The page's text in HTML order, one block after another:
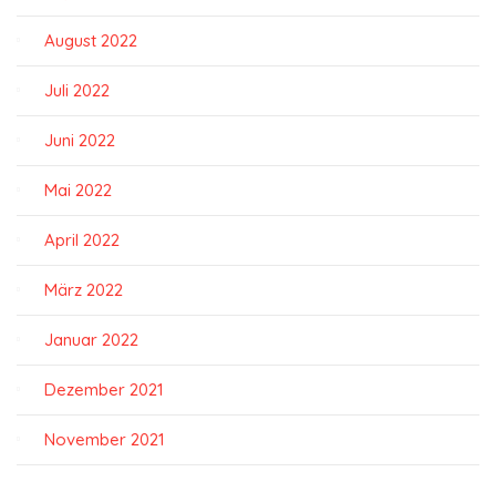
August 2022
Juli 2022
Juni 2022
Mai 2022
April 2022
März 2022
Januar 2022
Dezember 2021
November 2021